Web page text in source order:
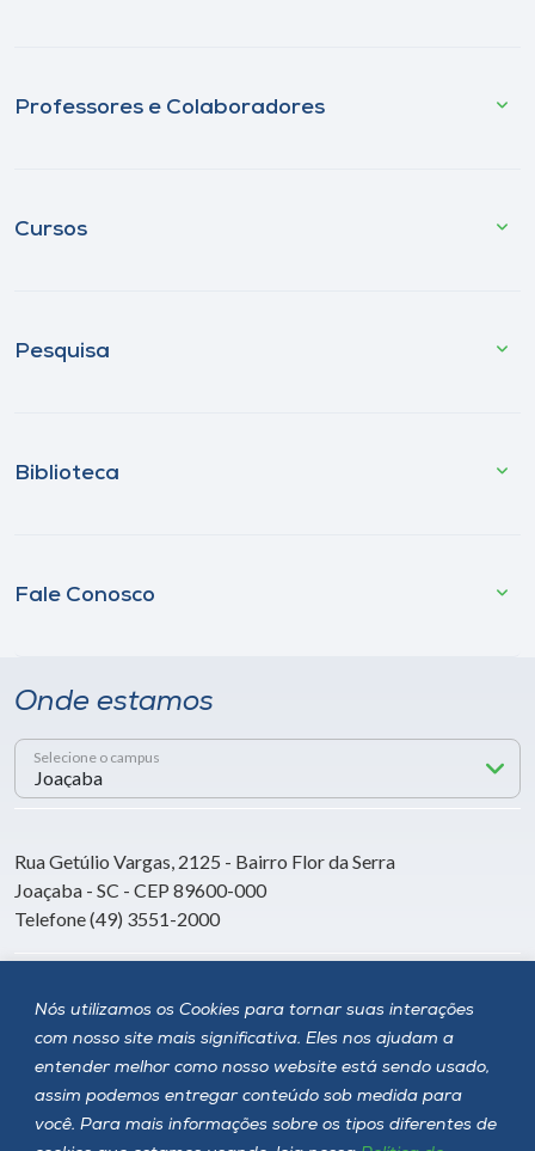
Nós utilizamos os Cookies para tornar suas interações
com nosso site mais significativa. Eles nos ajudam a
entender melhor como nosso website está sendo usado,
assim podemos entregar conteúdo sob medida para
você. Para mais informações sobre os tipos diferentes de
Professores e Colaboradores
Cursos
Pesquisa
Biblioteca
Fale Conosco
Onde estamos
Selecione o campus
Rua Getúlio Vargas, 2125 - Bairro Flor da Serra
Joaçaba - SC - CEP 89600-000
Telefone (49) 3551-2000
Siga a Unoesc